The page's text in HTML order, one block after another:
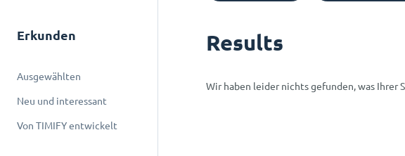
Erkunden
Ausgewählten
Neu und interessant
Von TIMIFY entwickelt
Results
Wir haben leider nichts gefunden, was Ihrer